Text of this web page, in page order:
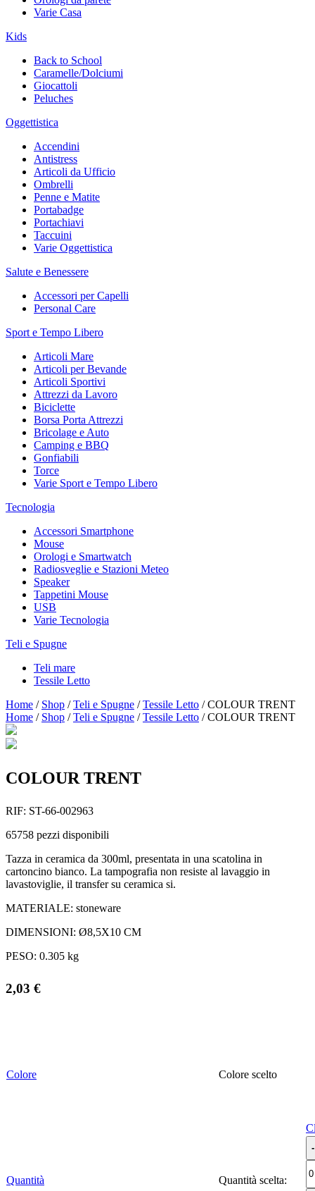
Varie Casa
Kids
Back to School
Caramelle/Dolciumi
Giocattoli
Peluches
Oggettistica
Accendini
Antistress
Articoli da Ufficio
Ombrelli
Penne e Matite
Portabadge
Portachiavi
Taccuini
Varie Oggettistica
Salute e Benessere
Accessori per Capelli
Personal Care
Sport e Tempo Libero
Articoli Mare
Articoli per Bevande
Articoli Sportivi
Attrezzi da Lavoro
Biciclette
Borsa Porta Attrezzi
Bricolage e Auto
Camping e BBQ
Gonfiabili
Torce
Varie Sport e Tempo Libero
Tecnologia
Accessori Smartphone
Mouse
Orologi e Smartwatch
Radiosveglie e Stazioni Meteo
Speaker
Tappetini Mouse
USB
Varie Tecnologia
Teli e Spugne
Teli mare
Tessile Letto
Home / Shop /Teli e Spugne /Tessile Letto /COLOUR TRENT
Home / Shop /Teli e Spugne /Tessile Letto /COLOUR TRENT
COLOUR TRENT
RIF: ST-66-002963
65758 pezzi disponibili
Tazza in ceramica da 300ml, presentata in una scatolina in
cartoncino bianco. La tampografia non resiste al lavaggio in
lavastoviglie, il transfer su ceramica si.
MATERIALE: stoneware
DIMENSIONI: Ø8,5X10 CM
PESO: 0.305 kg
2,03 €
Colore Colore
Quantità Quantità scelta: